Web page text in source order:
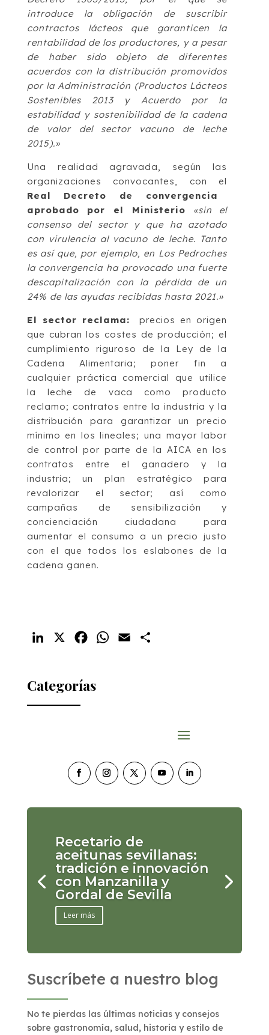
introduce la obligación de suscribir
contractos lácteos que garanticen la
rentabilidad de los productores, y a pesar
de haber sido objeto de diferentes
acuerdos con la distribución promovidos
por la Administración (Productos Lácteos
Sostenibles 2013 y Acuerdo por la
estabilidad y sostenibilidad de la cadena
de valor del sector vacuno de leche
2015).»
Una realidad agravada, según las
organizaciones convocantes, con el
Real Decreto de convergencia
aprobado por el Ministerio «sin el
consenso del sector y que ha azotado
con virulencia al vacuno de leche. Tanto
es así que, por ejemplo, en Los Pedroches
la convergencia ha provocado una fuerte
descapitalización con la pérdida de un
24% de las ayudas recibidas hasta 2021.»
El sector reclama:
precios en origen
que cubran los costes de producción; el
cumplimiento riguroso de la Ley de la
Cadena Alimentaria; poner fin a
cualquier práctica comercial que utilice
la leche de vaca como producto
reclamo; contratos entre la industria y la
distribución para garantizar un precio
mínimo en los lineales; una mayor labor
de control por parte de la AICA en los
contratos entre el ganadero y la
industria; un plan estratégico para
revalorizar el sector; así como
campañas de sensibilización y
concienciación ciudadana para
aumentar el consumo a un precio justo
con el que todos los eslabones de la
cadena ganen.
LinkedIn FacebookWhatsApp
Email
Categorías
Recetario de
aceitunas sevillanas:
tradición e innovación
con Manzanilla y
Gordal de Sevilla
Leer más
Suscríbete a nuestro blog
No te pierdas las últimas noticias y consejos
sobre gastronomía, salud, historia y estilo de